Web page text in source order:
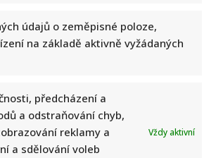
údajů o zeměpisné poloze,
na základě aktivně vyžádaných
předcházení a
a odstraňování chyb,
reklamy a
a sdělování voleb
Vždy aktivní